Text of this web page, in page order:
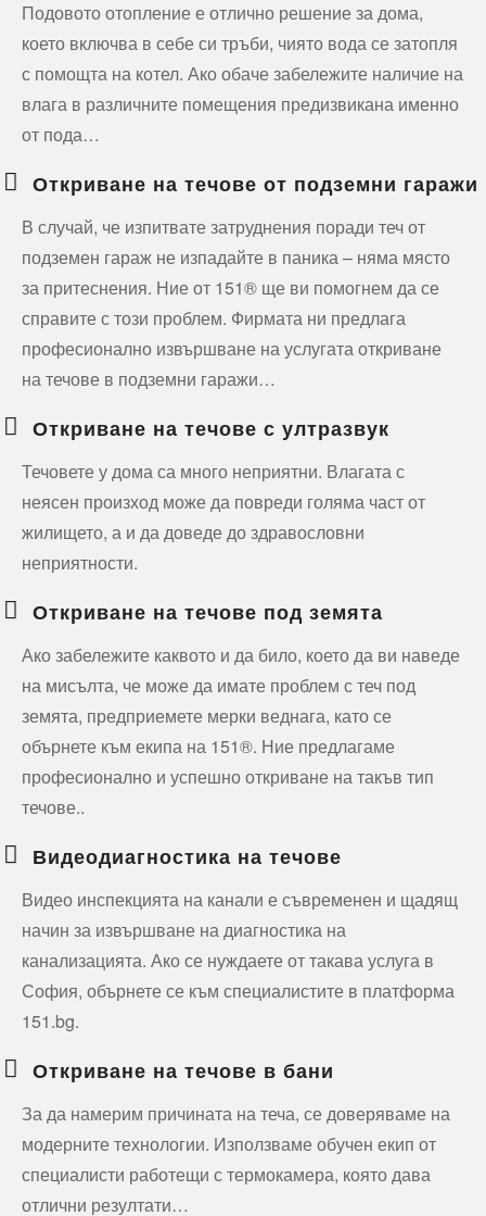
Подовото отопление е отлично решение за дома,
което включва в себе си тръби, чиято вода се затопля
с помощта на котел. Ако обаче забележите наличие на
влага в различните помещения предизвикана именно
от пода…
Откриване на течове от подземни гаражи
В случай, че изпитвате затруднения поради теч от
подземен гараж не изпадайте в паника – няма място
за притеснения. Ние от 151® ще ви помогнем да се
справите с този проблем. Фирмата ни предлага
професионално извършване на услугата откриване
на течове в подземни гаражи…
Откриване на течове с ултразвук
Течовете у дома са много неприятни. Влагата с
неясен произход може да повреди голяма част от
жилището, а и да доведе до здравословни
неприятности.
Откриване на течове под земята
Ако забележите каквото и да било, което да ви наведе
на мисълта, че може да имате проблем с теч под
земята, предприемете мерки веднага, като се
обърнете към екипа на 151®. Ние предлагаме
професионално и успешно откриване на такъв тип
течове..
Видеодиагностика на течове
Видео инспекцията на канали е съвременен и щадящ
начин за извършване на диагностика на
канализацията. Ако се нуждаете от такава услуга в
София, обърнете се към специалистите в платформа
151.bg.
Откриване на течове в бани
За да намерим причината на теча, се доверяваме на
модерните технологии. Използваме обучен екип от
специалисти работещи с термокамера, която дава
отлични резултати…